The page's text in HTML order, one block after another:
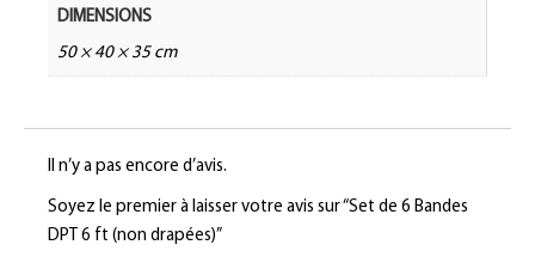
DIMENSIONS
50 × 40 × 35 cm
Il n’y a pas encore d’avis.
Soyez le premier à laisser votre avis sur “Set de 6 Bandes
DPT 6 ft (non drapées)”